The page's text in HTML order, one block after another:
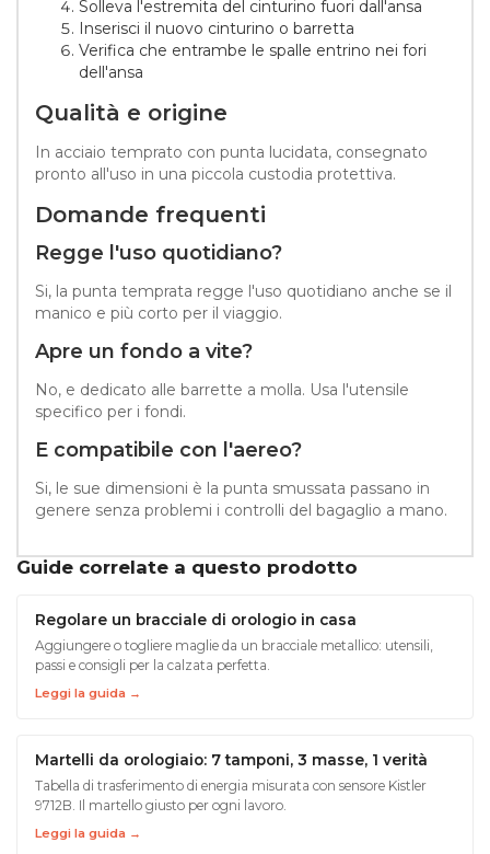
Solleva l'estremita del cinturino fuori dall'ansa
Inserisci il nuovo cinturino o barretta
Verifica che entrambe le spalle entrino nei fori
dell'ansa
Qualità e origine
In acciaio temprato con punta lucidata, consegnato
pronto all'uso in una piccola custodia protettiva.
Domande frequenti
Regge l'uso quotidiano?
Si, la punta temprata regge l'uso quotidiano anche se il
manico e più corto per il viaggio.
Apre un fondo a vite?
No, e dedicato alle barrette a molla. Usa l'utensile
specifico per i fondi.
E compatibile con l'aereo?
Si, le sue dimensioni è la punta smussata passano in
genere senza problemi i controlli del bagaglio a mano.
Guide correlate a questo prodotto
Regolare un bracciale di orologio in casa
Aggiungere o togliere maglie da un bracciale metallico: utensili,
passi e consigli per la calzata perfetta.
Leggi la guida →
Martelli da orologiaio: 7 tamponi, 3 masse, 1 verità
Tabella di trasferimento di energia misurata con sensore Kistler
9712B. Il martello giusto per ogni lavoro.
Leggi la guida →